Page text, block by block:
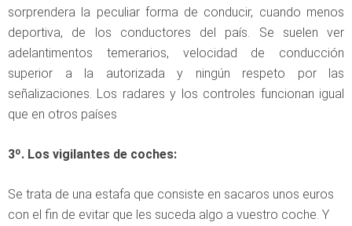
sorprendera la peculiar forma de conducir, cuando menos
deportiva, de los conductores del país. Se suelen ver
adelantimentos temerarios, velocidad de conducción
superior a la autorizada y ningún respeto por las
señalizaciones. Los radares y los controles funcionan igual
que en otros países
3º. Los vigilantes de coches:
Se trata de una estafa que consiste en sacaros unos euros
con el fin de evitar que les suceda algo a vuestro coche. Y